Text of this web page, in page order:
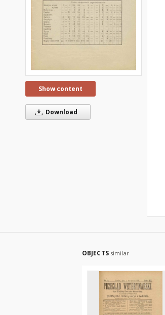
Show content
Download
OBJECTS similar